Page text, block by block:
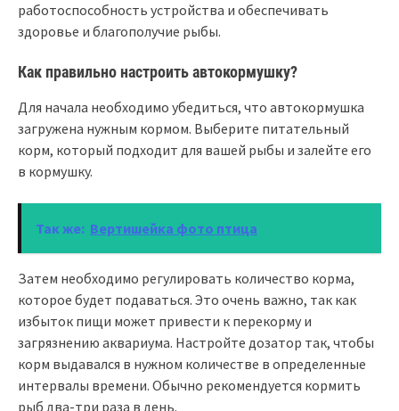
работоспособность устройства и обеспечивать
здоровье и благополучие рыбы.
Как правильно настроить автокормушку?
Для начала необходимо убедиться, что автокормушка
загружена нужным кормом. Выберите питательный
корм, который подходит для вашей рыбы и залейте его
в кормушку.
Так же: Вертишейка фото птица
Затем необходимо регулировать количество корма,
которое будет подаваться. Это очень важно, так как
избыток пищи может привести к перекорму и
загрязнению аквариума. Настройте дозатор так, чтобы
корм выдавался в нужном количестве в определенные
интервалы времени. Обычно рекомендуется кормить
рыб два-три раза в день.